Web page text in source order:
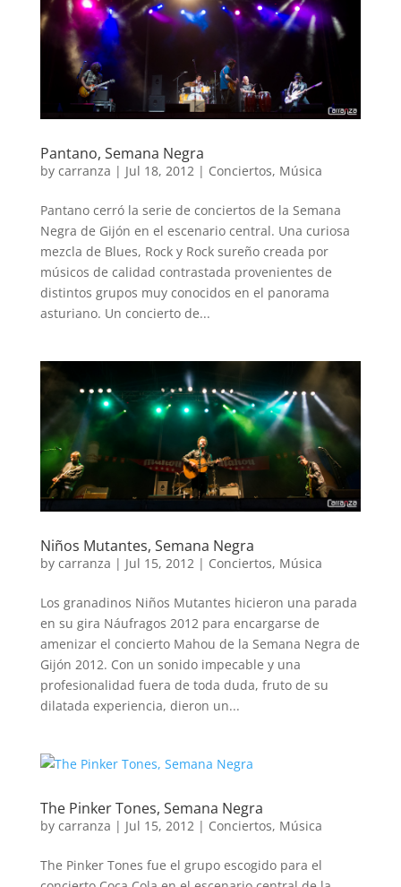
Pantano, Semana Negra
by carranza | Jul 18, 2012| Conciertos, Música
Pantano cerró la serie de conciertos de la Semana
Negra de Gijón en el escenario central. Una curiosa
mezcla de Blues, Rock y Rock sureño creada por
músicos de calidad contrastada provenientes de
distintos grupos muy conocidos en el panorama
asturiano. Un concierto de...
Niños Mutantes, Semana Negra
by carranza | Jul 15, 2012 | Conciertos, Música
Los granadinos Niños Mutantes hicieron una parada
en su gira Náufragos 2012 para encargarse de
amenizar el concierto Mahou de la Semana Negra de
Gijón 2012. Con un sonido impecable y una
profesionalidad fuera de toda duda, fruto de su
dilatada experiencia, dieron un...
The Pinker Tones, Semana Negra
by carranza | Jul 15, 2012 | Conciertos, Música
The Pinker Tones fue el grupo escogido para el